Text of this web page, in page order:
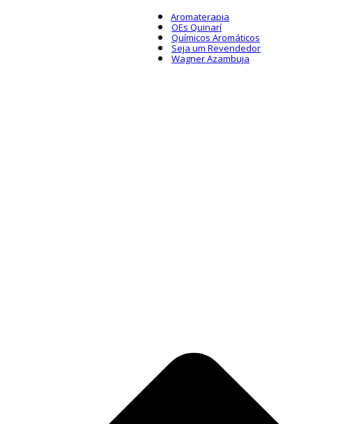
Aromaterapia
OEs Quinarí
Químicos Aromáticos
Seja um Revendedor
Wagner Azambuja